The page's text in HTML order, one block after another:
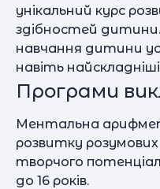
унікальний курс
здібностей
навчання дитини
навіть
Програми
Ментальна
розвитку
творчого
до 16 років.